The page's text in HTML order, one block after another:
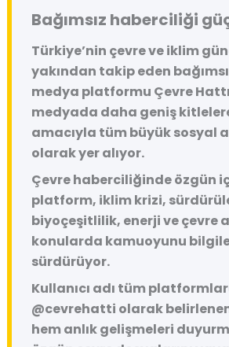
Bağımsız haberciliği
Türkiye’nin çevre ve iklim
yakından takip eden
medya platformu Çevre Hattı
medyada daha geniş
amacıyla tüm büyük sosyal
olarak yer alıyor.
Çevre haberciliğinde özgün
platform, iklim krizi,
biyoçeşitlilik, enerji ve çevre
konularda kamuoyunu
sürdürüyor.
Kullanıcı adı tüm
@cevrehatti olarak
hem anlık gelişmeleri